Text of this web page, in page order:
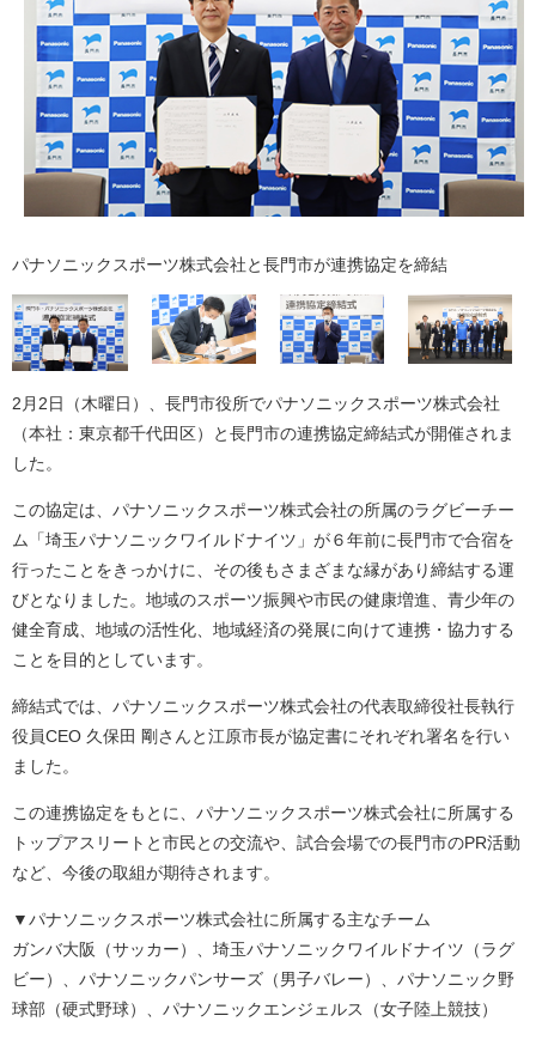
パナソニックスポーツ株式会社と長門市が連携協定を締結
2月2日（木曜日）、長門市役所でパナソニックスポーツ株式会社
（本社：東京都千代田区）と長門市の連携協定締結式が開催されま
した。
この協定は、パナソニックスポーツ株式会社の所属のラグビーチー
ム「埼玉パナソニックワイルドナイツ」が６年前に長門市で合宿を
行ったことをきっかけに、その後もさまざまな縁があり締結する運
びとなりました。地域のスポーツ振興や市民の健康増進、青少年の
健全育成、地域の活性化、地域経済の発展に向けて連携・協力する
ことを目的としています。
締結式では、パナソニックスポーツ株式会社の代表取締役社長執行
役員CEO 久保田 剛さんと江原市長が協定書にそれぞれ署名を行い
ました。
この連携協定をもとに、パナソニックスポーツ株式会社に所属する
トップアスリートと市民との交流や、試合会場での長門市のPR活動
など、今後の取組が期待されます。
▼パナソニックスポーツ株式会社に所属する主なチーム
ガンバ大阪（サッカー）、埼玉パナソニックワイルドナイツ（ラグ
ビー）、パナソニックパンサーズ（男子バレー）、パナソニック野
球部（硬式野球）、パナソニックエンジェルス（女子陸上競技）